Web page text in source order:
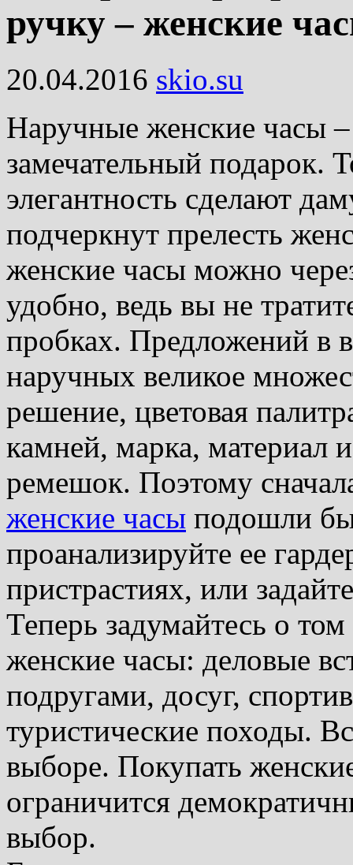
ручку – женские
20.04.2016 skio.su
Наручные женские часы
замечательный подарок.
элегантность сделают
подчеркнут прелесть
женские часы можно
удобно, ведь вы не
пробках. Предложений в
наручных великое
решение, цветовая
камней, марка, материал
ремешок. Поэтому
женские часы подошли
проанализируйте ее
пристрастиях, или
Теперь задумайтесь о
женские часы: деловые
подругами, досуг,
туристические походы.
выборе. Покупать
ограничится
выбор.